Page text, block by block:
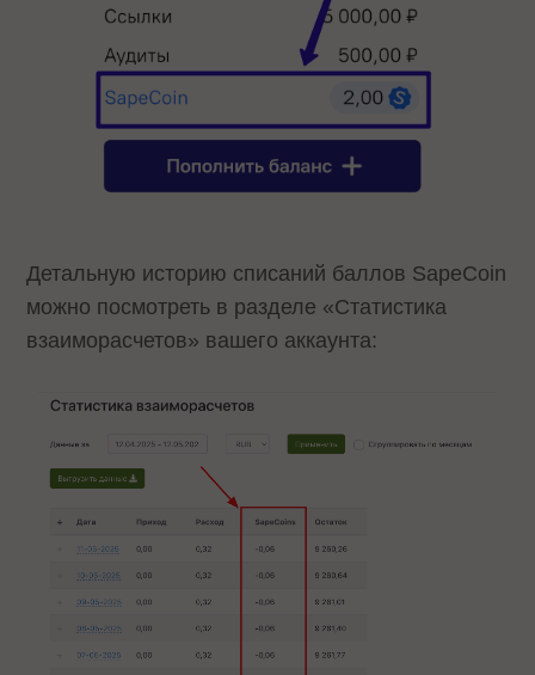
Детальную историю списаний баллов SapeCoin
можно посмотреть в разделе «Статистика
взаиморасчетов» вашего аккаунта: